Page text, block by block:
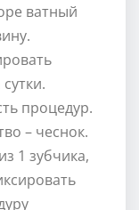
ватный
процедур.
– чеснок.
1 зубчика,